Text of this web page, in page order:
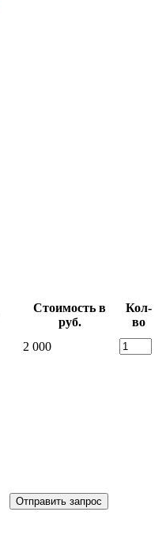
Стоимость в
руб.
Кол-
во
2 000
Отправить запрос